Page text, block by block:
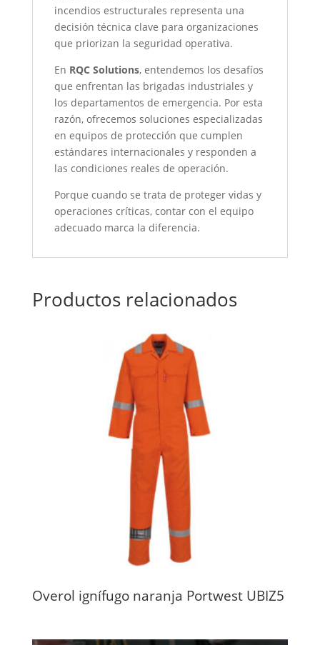
incendios estructurales representa una
decisión técnica clave para organizaciones
que priorizan la seguridad operativa.
En RQC Solutions, entendemos los desafíos
que enfrentan las brigadas industriales y
los departamentos de emergencia. Por esta
razón, ofrecemos soluciones especializadas
en equipos de protección que cumplen
estándares internacionales y responden a
las condiciones reales de operación.
Porque cuando se trata de proteger vidas y
operaciones críticas, contar con el equipo
adecuado marca la diferencia.
Productos relacionados
Overol ignífugo naranja Portwest UBIZ5